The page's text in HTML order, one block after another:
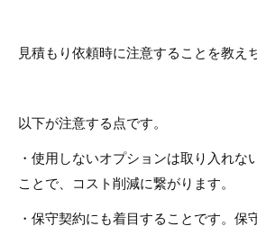
見積もり依頼時に注意することを教え
以下が注意する点です。
・使用しないオプションは取り入れな
ことで、コスト削減に繋がります。
・保守契約にも着目することです。保